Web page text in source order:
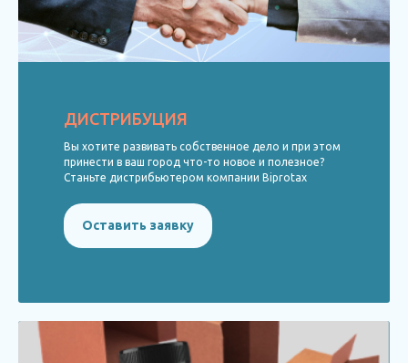
ДИСТРИБУЦИЯ
Вы хотите развивать собственное дело и при этом
принести в ваш город что-то новое и полезное?
Станьте дистрибьютером компании Biprotax
Оставить заявку